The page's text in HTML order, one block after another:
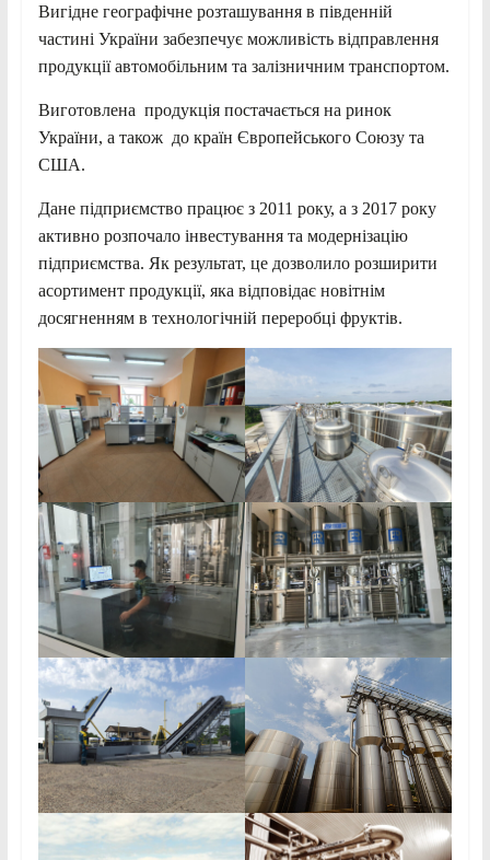
Вигідне географічне розташування в південній
частині України забезпечує можливість відправлення
продукції автомобільним та залізничним транспортом.
Виготовлена продукція постачається на ринок
України, а також до країн Європейського Союзу та
США.
Дане підприємство працює з 2011 року, а з 2017 року
активно розпочало інвестування та модернізацію
підприємства. Як результат, це дозволило розширити
асортимент продукції, яка відповідає новітнім
досягненням в технологічній переробці фруктів.